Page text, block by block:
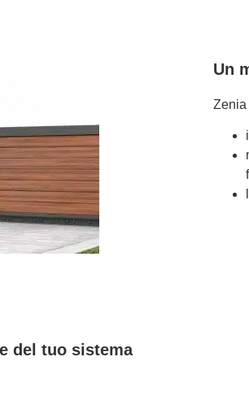
Un
Zenia
del tuo sistema